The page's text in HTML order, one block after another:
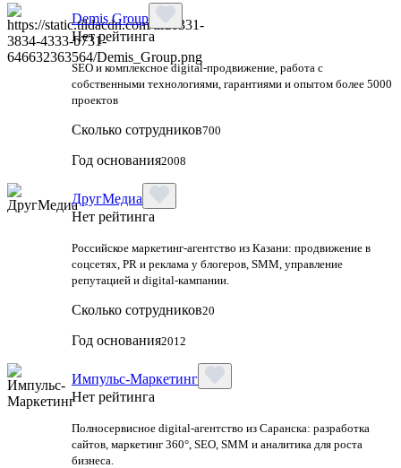
Demis Group
Нет рейтинга
SEO и комплексное digital-продвижение, работа с
собственными технологиями, гарантиями и опытом более 5000
проектов
Сколько сотрудников700
Год основания2008
ДругМедиа
Нет рейтинга
Российское маркетинг-агентство из Казани: продвижение в
соцсетях, PR и реклама у блогеров, SMM, управление
репутацией и digital-кампании.
Сколько сотрудников20
Год основания2012
Импульс-Маркетинг
Нет рейтинга
Полносервисное digital-агентство из Саранска: разработка
сайтов, маркетинг 360°, SEO, SMM и аналитика для роста
бизнеса.